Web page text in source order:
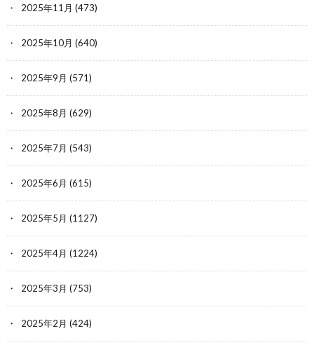
2025年11月 (473)
2025年10月 (640)
2025年9月 (571)
2025年8月 (629)
2025年7月 (543)
2025年6月 (615)
2025年5月 (1127)
2025年4月 (1224)
2025年3月 (753)
2025年2月 (424)